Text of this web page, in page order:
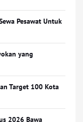
Pesawat Untuk
yang
Target 100 Kota
2026 Bawa